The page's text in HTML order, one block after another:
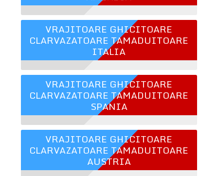
VRAJITOARE GHICITOARE
CLARVAZATOARE TAMADUITOARE
ITALIA
VRAJITOARE GHICITOARE
CLARVAZATOARE TAMADUITOARE
SPANIA
VRAJITOARE GHICITOARE
CLARVAZATOARE TAMADUITOARE
AUSTRIA